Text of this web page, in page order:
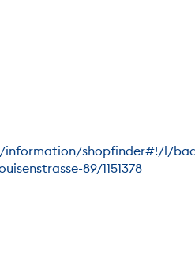
information/shopfinder#!/l/
89/1151378